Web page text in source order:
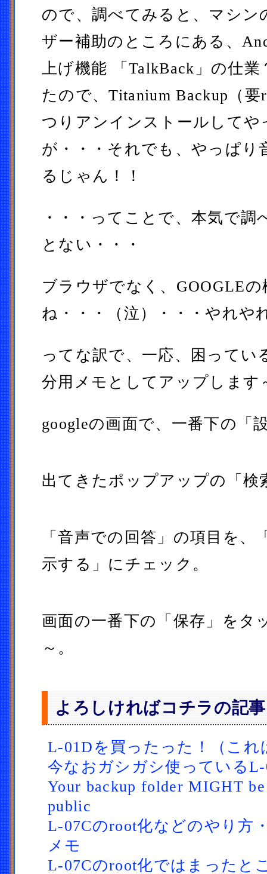
ので、調べてみると、マシン
ザー補助のところにある、
上げ機能 「TalkBack」の仕
たので、Titanium Backup（
つりアンインストールしてや
が・・・それでも、やっぱり
るじゃん！！
・・・ってことで、本気で調
とない・・・
ブラウザでなく、GOOGLE
ね・・・（泣）・・・やれや
ってな訳で、一応、困ってい
分用メモとしてアップします
googleの画面で、一番下の「
出てきたポップアップの「検
「音声での回答」の項目を、
示する」にチェック。
画面の一番下の「保存」をタ
～。
よろしければコチラの記
L-01Dを買ったった！（これ
今なおガシガシ使っているL-
Your backup folder MIGHT
public
L-07Cのroot化などのやり方
メモ
L-07Cのroot化ではまったと